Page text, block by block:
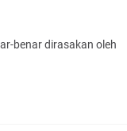
benar dirasakan oleh